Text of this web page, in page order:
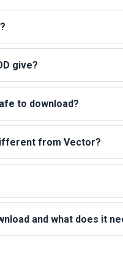
give?
to download?
from Vector?
and what does it